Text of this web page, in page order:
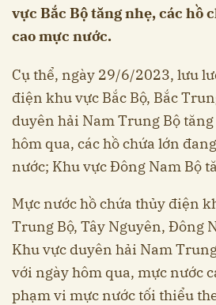
vực Bắc Bộ tăng nhẹ, các hồ
cao mực nước.
Cụ thể, ngày 29/6/2023, lưu
điện khu vực Bắc Bộ, Bắc
duyên hải Nam Trung Bộ
hôm qua, các hồ chứa lớn
nước; Khu vực Đông Nam Bộ
Mực nước hồ chứa thủy điện
Trung Bộ, Tây Nguyên, Đông
Khu vực duyên hải Nam
với ngày hôm qua, mực nước
phạm vi mực nước tối thiểu